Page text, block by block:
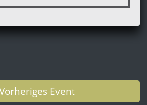
Vorheriges Event